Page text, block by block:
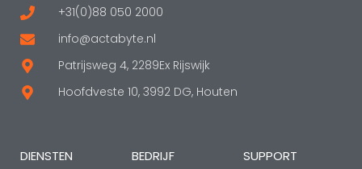
+31(0)88 050 2000
info@actabyte.nl
Patrijsweg 4, 2289Ex Rijswijk
Hoofdveste 10, 3992 DG, Houten
DIENSTEN BEDRIJF SUPPORT